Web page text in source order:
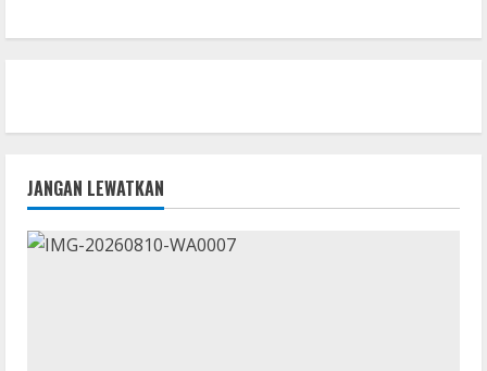
JANGAN LEWATKAN